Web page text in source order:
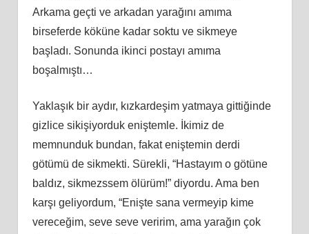
Arkama geçti ve arkadan yarağını amıma
birseferde köküne kadar soktu ve sikmeye
başladı. Sonunda ikinci postayı amıma
boşalmıştı…
Yaklaşık bir aydır, kızkardeşim yatmaya gittiğinde
gizlice sikişiyorduk eniştemle. İkimiz de
memnunduk bundan, fakat eniştemin derdi
götümü de sikmekti. Sürekli, “Hastayım o götüne
baldız, sikmezssem ölürüm!” diyordu. Ama ben
karşı geliyordum, “Enişte sana vermeyip kime
vereceğim, seve seve veririm, ama yarağın çok